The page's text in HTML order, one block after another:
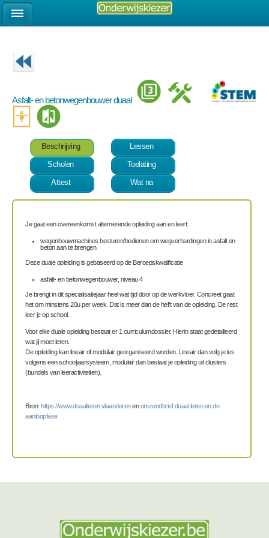
Asfalt- en betonwegenbouwer duaal
Beschrijving
Lessen
Scholen
Toelating
Attest
Wat na
Je gaat een overeenkomst alternerende opleiding aan en leert:
wegenbouwmachines besturen/bedienen om wegverhardingen in asfalt en
beton aan te brengen
Deze duale opleiding is gebaseerd op de Beroepskwalificatie
asfalt- en betonwegenbouwer, niveau 4
Je brengt in dit specialisatiejaarheel wat tijd door op de werkvloer. Concreet gaat
het om minstens 20u per week. Dat is meer dan de helft van de opleiding. De rest
leer je op school.
Voor elke duale opleiding bestaat er 1 curriculumdossier. Hierin staat gedetailleerd
wat jij moet leren.
De opleiding kan lineair of modulair georganiseerd worden. Lineair danvolg je les
volgens een schooljaarsysteem, modulair dan bestaat je opleiding uit clusters
(bundels van leeractiviteiten).
Bron: https://www.duaalleren.vlaanderenenomzendbrief duaal leren en de
aanloopfase